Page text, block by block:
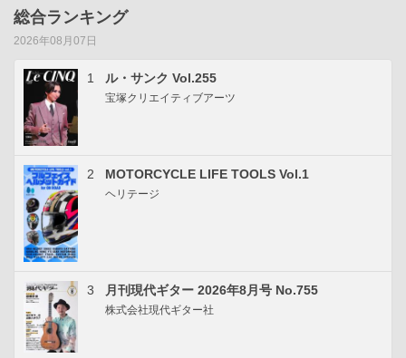
総合ランキング
2026年08月07日
1 ル・サンク Vol.255
宝塚クリエイティブアーツ
2 MOTORCYCLE LIFE TOOLS Vol.1
ヘリテージ
3 月刊現代ギター 2026年8月号 No.755
株式会社現代ギター社